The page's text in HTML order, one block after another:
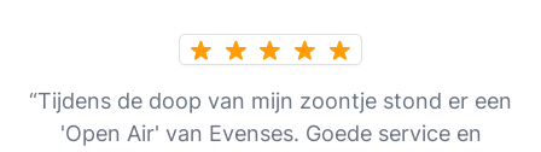
“Tijdens de doop van mijn zoontje stond er een
'Open Air' van Evenses. Goede service en